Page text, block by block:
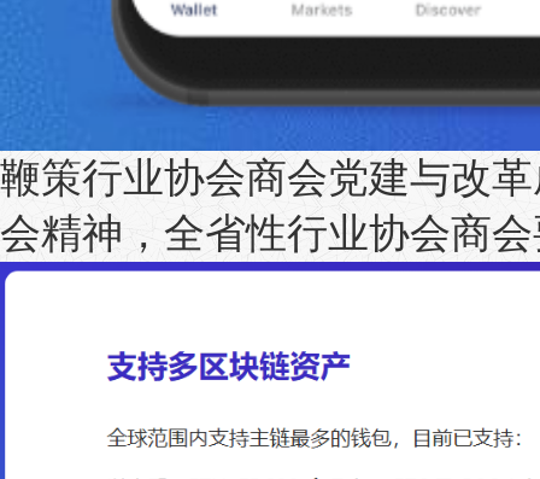
鞭策行业协会商会党建与改
会精神，全省性行业协会商